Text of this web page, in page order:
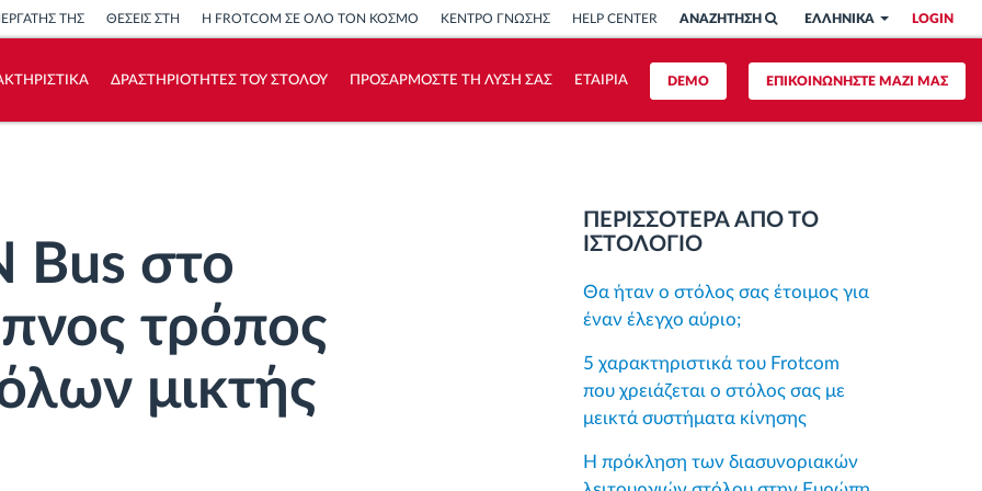
LOGIN
ΕΛΛΗΝΙΚΑ
ΑΝΑΖΗΤΗΣΗ
ΤΗΣ ΘΕΣΕΙΣ ΣΤΗ Η FROTCOM ΣΕ ΟΛΟ ΤΟΝ ΚΟΣΜΟ ΚΕΝΤΡΟ ΓΝΩΣΗΣ HELP CENTER
ΕΠΙΚΟΙΝΩΝΗΣΤΕ ΜΑΖΙ ΜΑΣ
DEMO
ΔΡΑΣΤΗΡΙΟΤΗΤΕΣ ΤΟΥ ΣΤΟΛΟΥ ΠΡΟΣΑΡΜΟΣΤΕ ΤΗ ΛΥΣΗ ΣΑΣ ΕΤΑΙΡΙΑ
Bus στο
τρόπος
μικτής
ΠΕΡΙΣΣΟΤΕΡΑ ΑΠΟ ΤΟ
ΙΣΤΟΛΟΓΙΟ
Θα ήταν ο στόλος σας έτοιμος για
έναν έλεγχο αύριο;
5 χαρακτηριστικά του Frotcom
που χρειάζεται ο στόλος σας με
μεικτά συστήματα κίνησης
Η πρόκληση των διασυνοριακών